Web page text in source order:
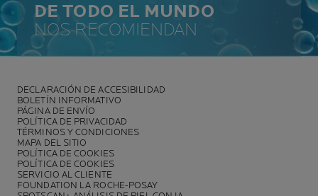
DE TODO EL MUNDO
NOS RECOMIENDAN
DECLARACIÓN DE ACCESIBILIDAD
BOLETÍN INFORMATIVO
PÁGINA DE ENVÍO
POLÍTICA DE PRIVACIDAD
TÉRMINOS Y CONDICIONES
MAPA DEL SITIO
POLÍTICA DE COOKIES
POLÍTICA DE COOKIES
SERVICIO AL CLIENTE
FOUNDATION LA ROCHE-POSAY